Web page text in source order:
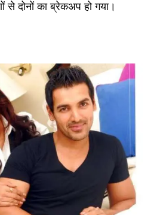
से दोनों का ब्रेकअप हो गया।